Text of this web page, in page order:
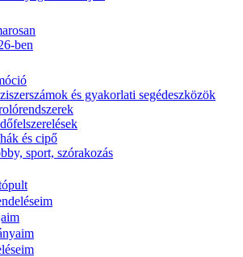
ben
és gyakorlati segédeszközök
és cipő
sport, szórakozás